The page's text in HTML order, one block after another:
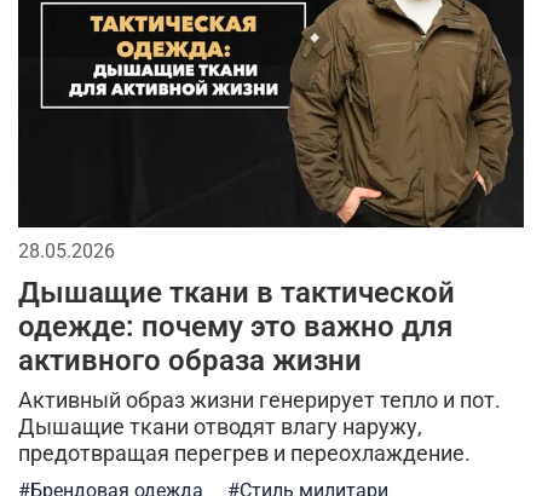
кепки мужской лонгслив
мода в стиле милитари городской стиль
длинная куртка
аксессуары для мужчин
тренды в мужской одежде
камуфляжная куртка
кэжуал или уличный милитари
милитари аксессуары универсальные футболки
28.05.2026
Дышащие ткани в тактической
одежде: почему это важно для
активного образа жизни
Активный образ жизни генерирует тепло и пот.
Дышащие ткани отводят влагу наружу,
предотвращая перегрев и переохлаждение.
#Брендовая одежда
#Стиль милитари